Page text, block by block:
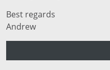
Best regards
Andrew